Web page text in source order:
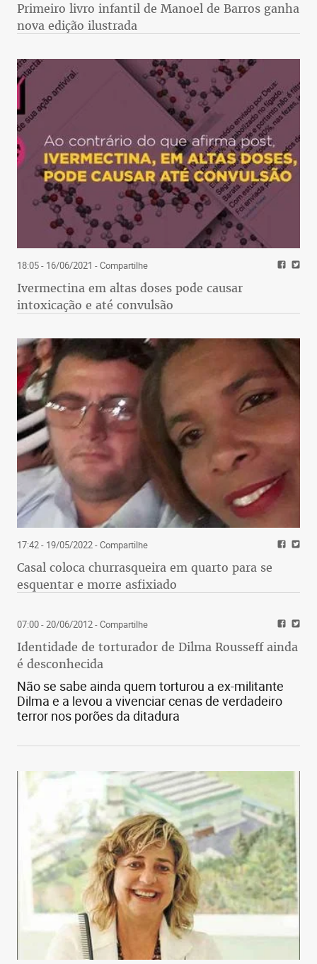
Primeiro livro infantil de Manoel de Barros ganha
nova edição ilustrada
18:05 - 16/06/2021 - Compartilhe
Ivermectina em altas doses pode causar
intoxicação e até convulsão
17:42 - 19/05/2022- Compartilhe
Casal coloca churrasqueira em quarto para se
esquentar e morre asfixiado
07:00 - 20/06/2012- Compartilhe
Identidade de torturador de Dilma Rousseff ainda
é desconhecida
Não se sabe ainda quem torturou a ex-militante
Dilma e a levou a vivenciar cenas de verdadeiro
terror nos porões da ditadura